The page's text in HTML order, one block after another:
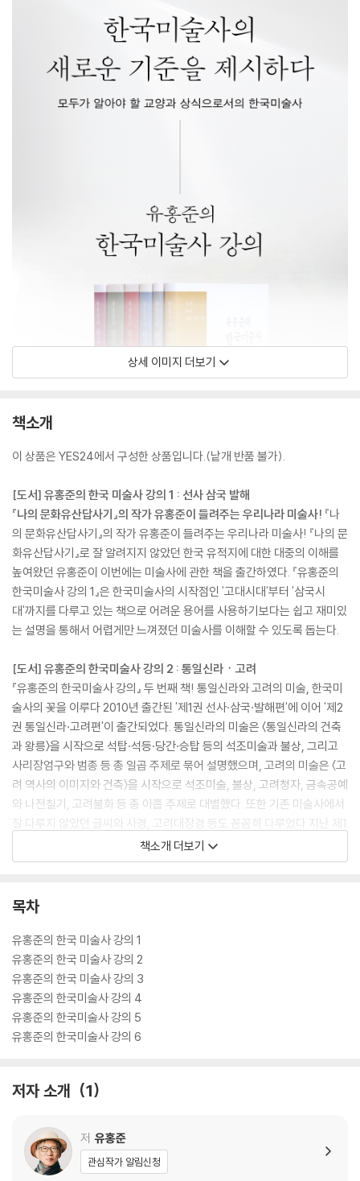
상세 이미지 더보기
책소개
이 상품은 YES24에서 구성한 상품입니다.(낱개 반품 불가).
[도서] 유홍준의 한국 미술사 강의 1 : 선사 삼국 발해
『나의 문화유산답사기』의 작가 유홍준이 들려주는 우리나라 미술사! 『나
의 문화유산답사기』의 작가 유홍준이 들려주는 우리나라 미술사! 『나의 문
화유산답사기』로 잘 알려지지 않았던 한국 유적지에 대한 대중의 이해를
높여왔던 유홍준이 이번에는 미술사에 관한 책을 출간하였다. 『유홍준의
한국미술사 강의 1』은 한국미술사의 시작점인 '고대시대'부터 '삼국시
대'까지를 다루고 있는 책으로 어려운 용어를 사용하기보다는 쉽고 재미있
는 설명을 통해서 어렵게만 느껴졌던 미술사를 이해할 수 있도록 돕는다.
[도서] 유홍준의 한국미술사 강의 2 : 통일신라ㆍ고려
『유홍준의 한국미술사 강의』 두 번째 책! 통일신라와 고려의 미술, 한국미
술사의 꽃을 이루다 2010년 출간된 '제1권 선사·삼국·발해편'에 이어 '제2
권 통일신라·고려편'이 출간되었다. 통일신라의 미술은 〈통일신라의 건축
과 왕릉〉을 시작으로 석탑·석등·당간·승탑 등의 석조미술과 불상, 그리고
사리장엄구와 범종 등 총 일곱 주제로 묶어 설명했으며, 고려의 미술은 〈고
려 역사의 이미지와 건축〉을 시작으로 석조미술, 불상, 고려청자, 금속공예
와 나전칠기, 고려불화 등 총 아홉 주제로 대별했다. 또한 기존 미술사에서
잘 다루지 않았던 글씨와 사경, 고려대장경 등도 꼼꼼히 다루었다 지난 제1
권이 고고학이나 고인류학에 대한 서술에 많은 지면을 할애했다면, 제2권
에서는 본격적으로 한국미술이 전개된다. 한국미술의 정수를 이루는 통일
꽃을 보는 듯한 느낌을 준다.
[도서] 유홍준의 한국미술사 강의 3 : 조선 그림과 글씨
『유홍준의 한국미술사 강의』 세 번째 책 조선의 그림과 글씨, 한국미술사
의 꽃을 다루다 유홍준이 전하는 한국 미술사 입문서. 한국미술사를 교양
과 상식으로 이해하고자 하는 이들을 위해서 이야기 속에 한국미술의 흐름
과 특질을 담아냈다. 3권은 ‘조선: 그림과 글씨’는 제1권 선사·삼국·발해, 2
권 통일신라·고려에 이어 29장부터 시작한다. 조선시대 회화와 서예를 초
국까지) 등으로 나누어 살펴본다. 특히, 기존 미술사에서는 다소 미흡하게
않고 작가의 개성이 드러나지는 않지만 당대의 뛰어난 화원들이 제작한 조
선시대 고유의 장르인 만큼 그 예술적 의의를 부각시킨 것이다.
책소개 더보기
목차
유홍준의 한국 미술사 강의 1
유홍준의 한국 미술사 강의 2
유홍준의 한국 미술사 강의 3
유홍준의 한국미술사 강의 4
유홍준의 한국미술사 강의 5
유홍준의 한국미술사 강의 6
저자 소개 1
저 유홍준
관심작가 알림신청